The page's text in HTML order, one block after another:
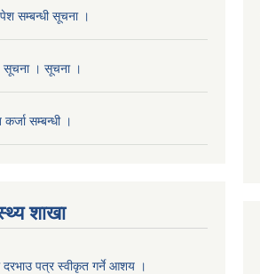
सम्बन्धी सूचना ।
। सूचना ।
सम्बन्धी ।
शाखा
दरभाउ पत्र स्वीकृत गर्ने आशय ।